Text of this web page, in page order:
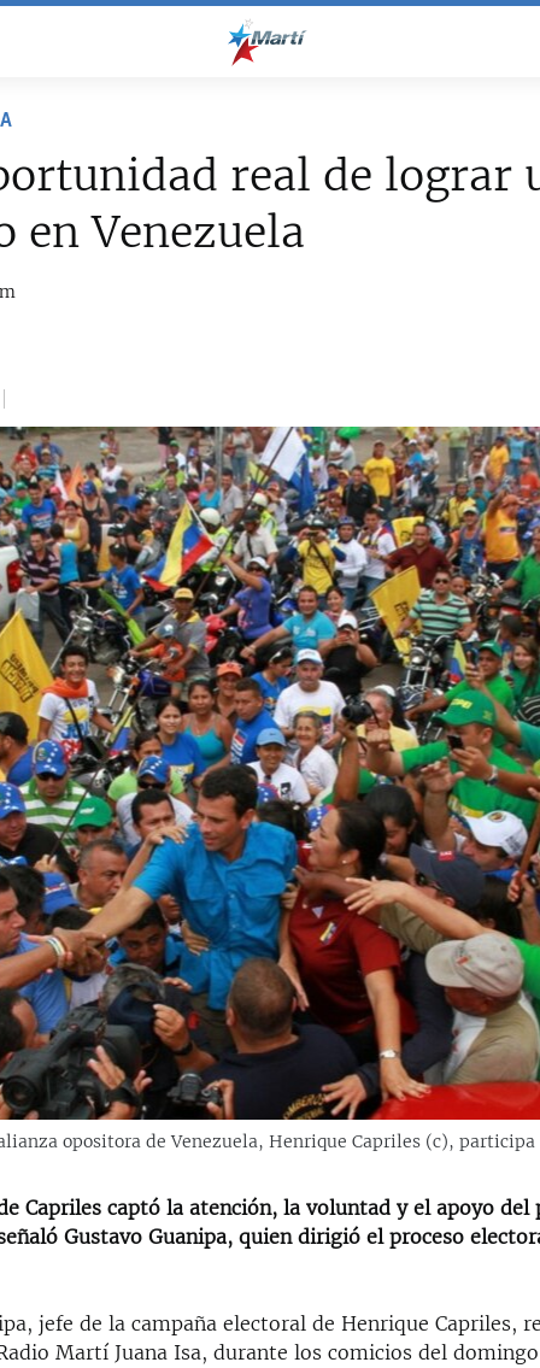
real de lograr
en Venezuela
opositora de Venezuela, Henrique Capriles (c), participa
Capriles captó la atención, la voluntad y el apoyo del
Gustavo Guanipa, quien dirigió el proceso
jefe de la campaña electoral de Henrique Capriles,
Martí Juana Isa, durante los comicios del